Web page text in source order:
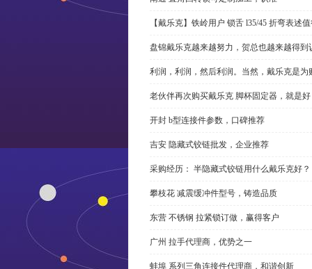
【戴乐克】铁岭用户 锁舌 l35/45 折弯表述
盘锦戴乐克越来越努力，贺总也越来越得到
利润，利润，然后利润。当然，戴乐克是为
老伙伴再次购买戴乐克 脚杯固定器，就是
开封 b型连接件参数，口碑推荐
吉安 隐藏式铰链批发，企业推荐
采购经历： 半隐藏式铰链用什么戴乐克好？
攀枝花 减震缓冲件型号，铸造品质
东营 不锈钢 拉紧锁订做，赢得客户
广州 拉手代理商，优势之一
蚌埠 系列三角连接件代理商，和谐创新